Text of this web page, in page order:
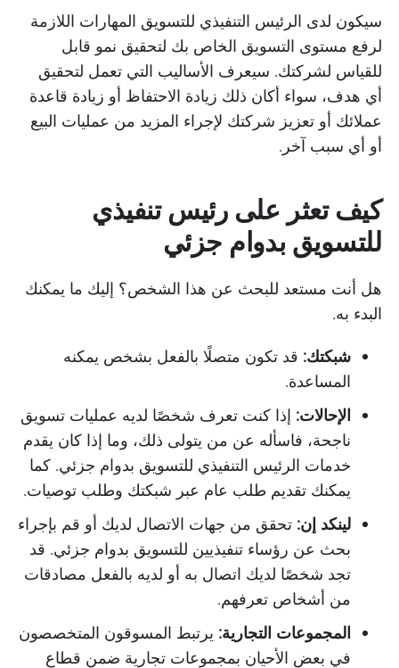
سيكون لدى الرئيس التنفيذي للتسويق المهارات اللازمة
لرفع مستوى التسويق الخاص بك لتحقيق نمو قابل
للقياس لشركتك. سيعرف الأساليب التي تعمل لتحقيق
أي هدف، سواء أكان ذلك زيادة الاحتفاظ أو زيادة قاعدة
عملائك أو تعزيز شركتك لإجراء المزيد من عمليات البيع
أو أي سبب آخر.
كيف تعثر على رئيس تنفيذي
للتسويق بدوام جزئي
هل أنت مستعد للبحث عن هذا الشخص؟ إليك ما يمكنك
البدء به.
شبكتك: قد تكون متصلًا بالفعل بشخص يمكنه
المساعدة.
الإحالات: إذا كنت تعرف شخصًا لديه عمليات تسويق
ناجحة، فاسأله عن من يتولى ذلك، وما إذا كان يقدم
خدمات الرئيس التنفيذي للتسويق بدوام جزئي. كما
يمكنك تقديم طلب عام عبر شبكتك وطلب توصيات.
لينكد إن:تحقق من جهات الاتصال لديك أو قم بإجراء
بحث عن رؤساء تنفيذيين للتسويق بدوام جزئي. قد
تجد شخصًا لديك اتصال به أو لديه بالفعل مصادقات
من أشخاص تعرفهم.
المجموعات التجارية: يرتبط المسوقون المتخصصون
في بعض الأحيان بمجموعات تجارية ضمن قطاع